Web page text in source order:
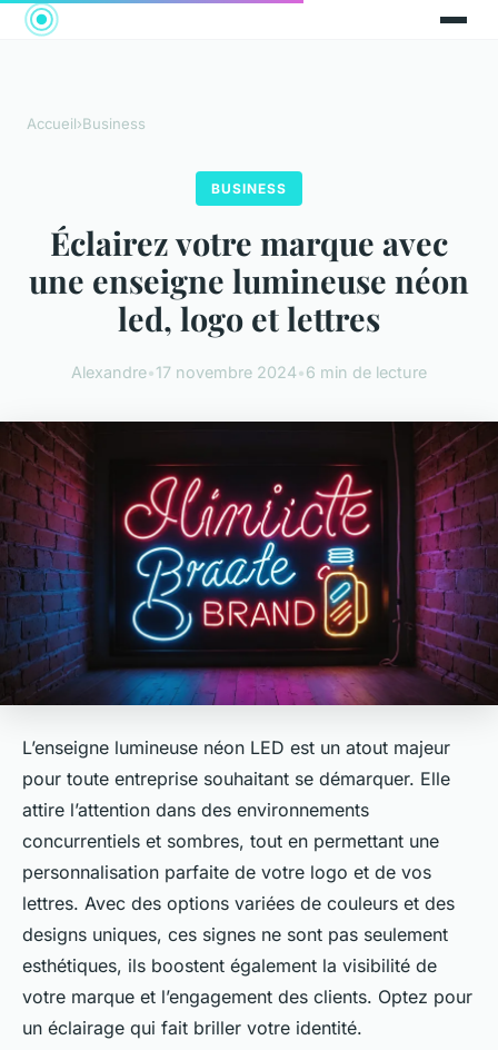
Accueil›Business
BUSINESS
Éclairez votre marque avec
une enseigne lumineuse néon
led, logo et lettres
Alexandre•17 novembre 2024•6 min de lecture
L’enseigne lumineuse néon LED est un atout majeur
pour toute entreprise souhaitant se démarquer. Elle
attire l’attention dans des environnements
concurrentiels et sombres, tout en permettant une
personnalisation parfaite de votre logo et de vos
lettres. Avec des options variées de couleurs et des
designs uniques, ces signes ne sont pas seulement
esthétiques, ils boostent également la visibilité de
votre marque et l’engagement des clients. Optez pour
un éclairage qui fait briller votre identité.